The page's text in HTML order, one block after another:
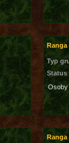
Ranga
Typ
Status
Osoby
Ranga